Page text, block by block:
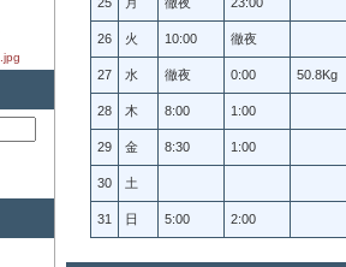
26 火 10:00 徹夜
27 水 徹夜 0:00 50.8Kg
28 木 8:00 1:00
29 金 8:30 1:00
30 土
31 日 5:00 2:00